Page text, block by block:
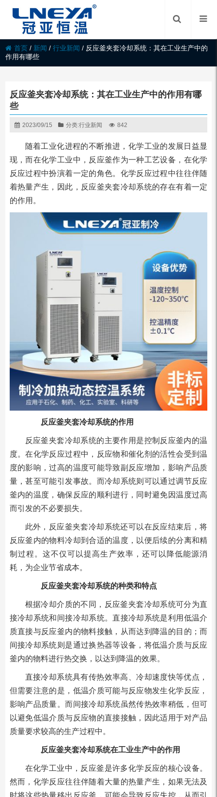
首页 / 新闻 /行业新闻 / 反应釜夹套冷却系统：其在工业生产中的
作用有哪些
反应釜夹套冷却系统：其在工业生产中的作用有哪
些
2023/09/15 分类:行业新闻 842
随着工业化进程的不断推进，化学工业的发展日益显
现，而在化学工业中，反应釜作为一种工艺设备，在化学
反应过程中扮演着一定的角色。化学反应过程中往往伴随
着热量产生，因此，反应釜夹套冷却系统的存在有着一定
的作用。
反应釜夹套冷却系统的作用
反应釜夹套冷却系统的主要作用是控制反应釜内的温
度。在化学反应过程中，反应物和催化剂的活性会受到温
度的影响，过高的温度可能导致副反应增加，影响产品质
量，甚至可能引发事故。而冷却系统则可以通过调节反应
釜内的温度，确保反应的顺利进行，同时避免因温度过高
而引发的不必要损失。
此外，反应釜夹套冷却系统还可以在反应结束后，将
反应釜内的物料冷却到合适的温度，以便后续的分离和精
制过程。这不仅可以提高生产效率，还可以降低能源消
耗，为企业节省成本。
反应釜夹套冷却系统的种类和特点
根据冷却介质的不同，反应釜夹套冷却系统可分为直
接冷却系统和间接冷却系统。直接冷却系统是利用低温介
质直接与反应釜内的物料接触，从而达到降温的目的；而
间接冷却系统则是通过换热器等设备，将低温介质与反应
釜内的物料进行热交换，以达到降温的效果。
直接冷却系统具有传热效率高、冷却速度快等优点，
但需要注意的是，低温介质可能与反应物发生化学反应，
影响产品质量。而间接冷却系统虽然传热效率稍低，但可
以避免低温介质与反应物的直接接触，因此适用于对产品
质量要求较高的生产过程中。
反应釜夹套冷却系统在工业生产中的作用
在化学工业中，反应釜是许多化学反应的核心设备。
然而，化学反应往往伴随着大量的热量产生，如果无法及
时将这些热量移出反应釜，可能会导致反应失控，从而引